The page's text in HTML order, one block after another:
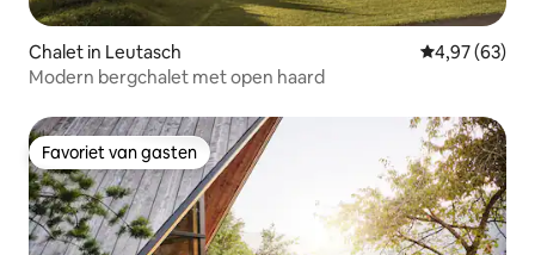
Chalet in Leutasch Gemiddelde
4,97 (63)
Modern bergchalet met open haard
Favoriet van gasten
Favoriet van gasten